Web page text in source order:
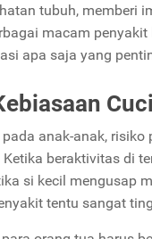
tubuh, memberi
macam
apa saja yang
anak-anak,
beraktivitas di
si kecil mengusap
tentu sangat